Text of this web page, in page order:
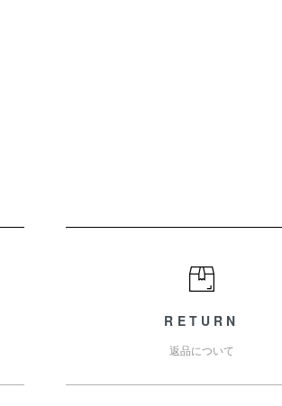
RETURN
返品について